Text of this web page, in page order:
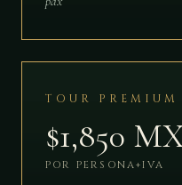
TOUR
$1,850
POR PERSONA+IVA